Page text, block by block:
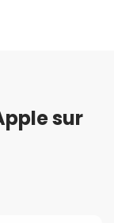
sur